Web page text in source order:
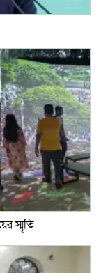
স্মৃতি